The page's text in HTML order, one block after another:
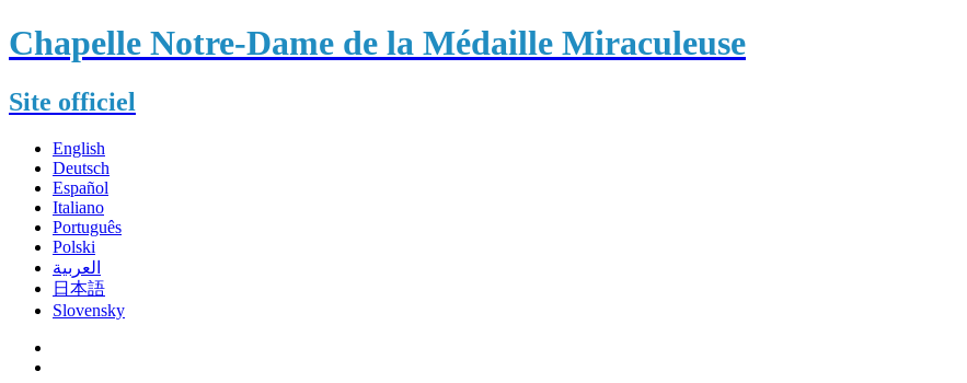
Chapelle Notre-Dame de la Médaille Miraculeuse
Site officiel
English
Deutsch
Español
Italiano
Português
Polski
العربية
日本語
Slovensky